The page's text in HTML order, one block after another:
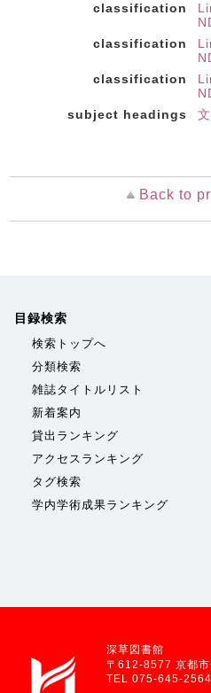
classification
classification
classification
subject headings
Back to
目録検索
検索トップへ
分類検索
雑誌タイトルリスト
新着案内
貸出ランキング
アクセスランキング
タグ検索
学内学術成果ランキング
深草図書館
〒612-8577 京都
TEL 075-645-2564